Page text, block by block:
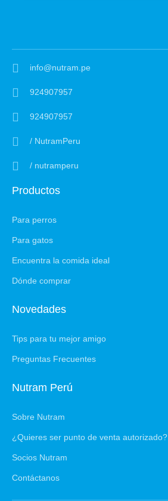
info@nutram.pe
924907957
924907957
/ NutramPeru
/ nutramperu
Productos
Para perros
Para gatos
Encuentra la comida ideal
Dónde comprar
Novedades
Tips para tu mejor amigo
Preguntas Frecuentes
Nutram Perú
Sobre Nutram
¿Quieres ser punto de venta autorizado?
Socios Nutram
Contáctanos